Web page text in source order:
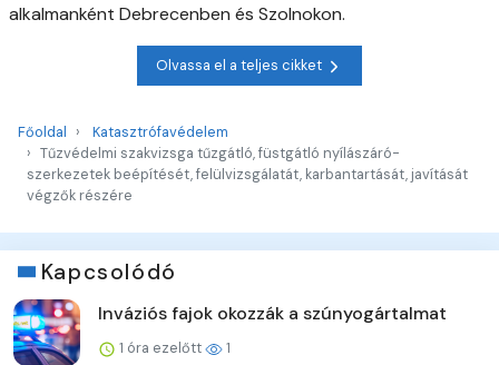
alkalmanként Debrecenben és Szolnokon.
Olvassa el a teljes cikket
Főoldal
Katasztrófavédelem
Tűzvédelmi szakvizsga tűzgátló, füstgátló nyílászáró-
szerkezetek beépítését, felülvizsgálatát, karbantartását, javítását
végzők részére
Kapcsolódó
Inváziós fajok okozzák a szúnyogártalmat
1 óra ezelőtt 1